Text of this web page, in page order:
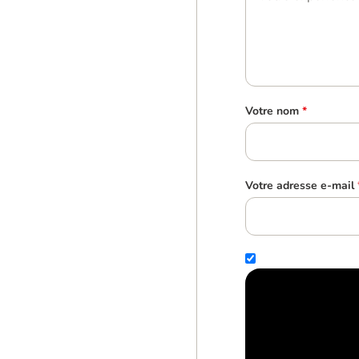
Votre nom *
Votre adresse e-mail